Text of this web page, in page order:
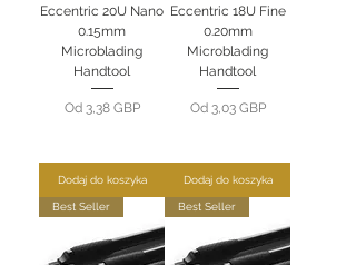
Eccentric 20U Nano
0.15mm
Microblading
Handtool
Od 3,38 GBP
Cena rabatowa
Dodaj do koszyka
Eccentric 18U Fine
0.20mm
Microblading
Handtool
Od 3,03 GBP
Cena rabatowa
Dodaj do koszyka
Best Seller Best Seller